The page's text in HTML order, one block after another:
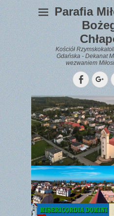
Parafia
Kościół
Gdańska - Dekanat
wezwaniem
Gazetka
Parafialna